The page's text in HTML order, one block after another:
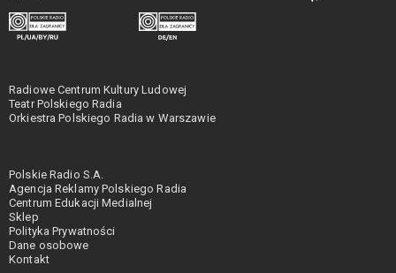
Radiowe Centrum Kultury Ludowej
Teatr Polskiego Radia
Orkiestra Polskiego Radia w Warszawie
Polskie Radio S.A.
Agencja Reklamy Polskiego Radia
Centrum Edukacji Medialnej
Sklep
Polityka Prywatności
Dane osobowe
Kontakt